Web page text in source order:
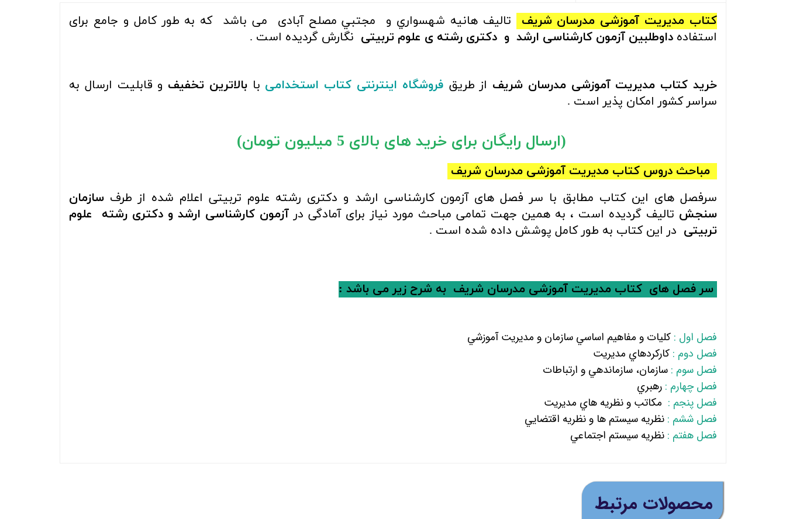
کتاب مدیریت آموزشی مدرسان شریف تالیفهانيه شهسواري و مجتبي مصلح‌ آبادی
می باشد که به طور کامل و جامع برای
استفاده داوطلبین آزمون کارشناسی ارشد و دکتری رشته ی علوم تربیتی نگارش گردیده است .
خرید کتاب مدیریت آموزشی مدرسان شریف از طریقفروشگاه اینترنتی کتاب استخدامی بابالاترین تخفیف و قابلیت ارسال به
سراسر کشور امکان پذیر است .
(ارسال رایگان برای خرید های بالای 5 میلیون تومان)
مباحث دروس کتاب مدیریت آموزشی مدرسان شریف
سرفصل های این کتاب مطابق با سر فصل های آزمون کارشناسی ارشد و دکتری رشته علوم تربیتی اعلام شده از طرف سازمان
سنجش تالیف گردیده است ، به همین جهت تمامی مباحث مورد نیاز برای آمادگی در آزمون کارشناسی ارشد و دکتری رشته
علوم
تربیتی در این کتاب به طور کامل پوشش داده شده است .
سر فصل های کتاب مدیریت آموزشی مدرسان شریف به شرح زیر می باشد :
فصل اول : كليات و مفاهيم اساسي سازمان و مديريت آموزشي
فصل دوم : كاركردهاي مديريت
فصل سوم : سازمان، سازماندهي و ارتباطات
فصل چهارم : رهبري
فصل پنجم : مكاتب و نظريه هاي مديريت
فصل ششم : نظريه سيستم ها و نظريه اقتضايي
فصل هفتم : نظريه سيستم اجتماعي
​محصولات مرتبط